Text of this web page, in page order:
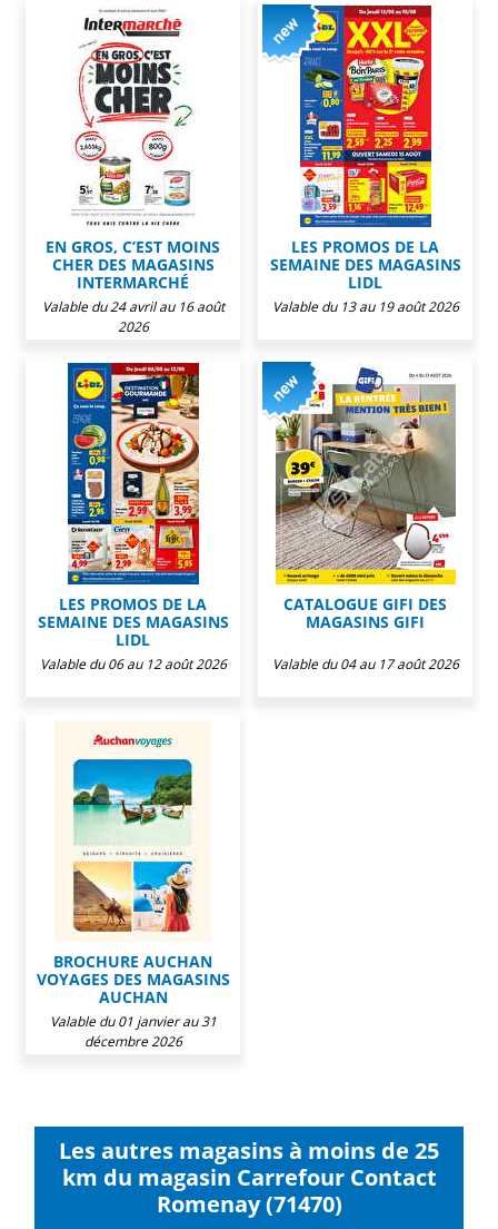
EN GROS, C’EST MOINS
CHER DES MAGASINS
INTERMARCHÉ
Valable du 24 avril au 16 août
2026
LES PROMOS DE LA
SEMAINE DES MAGASINS
LIDL
Valable du 13 au 19 août 2026
LES PROMOS DE LA
SEMAINE DES MAGASINS
LIDL
Valable du 06 au 12 août 2026
CATALOGUE GIFI DES
MAGASINS GIFI
Valable du 04 au 17 août 2026
BROCHURE AUCHAN
VOYAGES DES MAGASINS
AUCHAN
Valable du 01 janvier au 31
décembre 2026
Les autres magasins à moins de 25
km du magasin Carrefour Contact
Romenay (71470)